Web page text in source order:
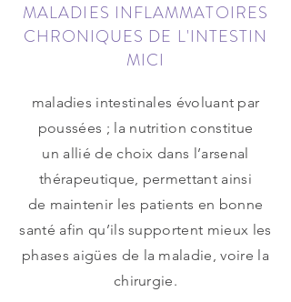
MALADIES INFLAMMATOIRES
CHRONIQUES DE L'INTESTIN
MICI
maladies intestinales évoluant par
poussées ; la nutrition constitue
un allié de choix dans l’arsenal
thérapeutique, permettant ainsi
de maintenir les patients en bonne
santé afin qu’ils supportent mieux les
phases aigües de la maladie, voire la
chirurgie.